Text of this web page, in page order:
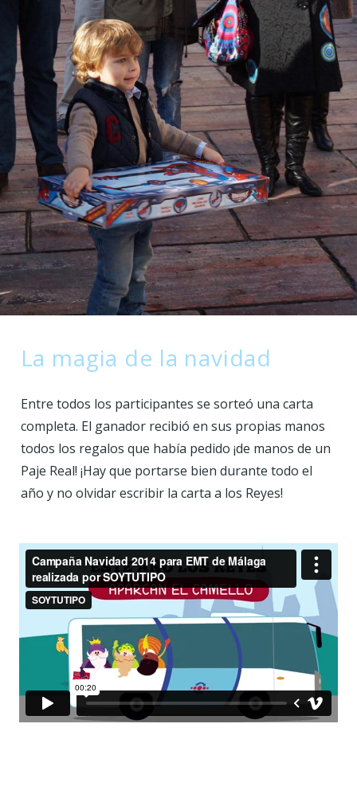
La magia de la navidad
Entre todos los participantes se sorteó una carta
completa. El ganador recibió en sus propias manos
todos los regalos que había pedido ¡de manos de un
Paje Real! ¡Hay que portarse bien durante todo el
año y no olvidar escribir la carta a los Reyes!